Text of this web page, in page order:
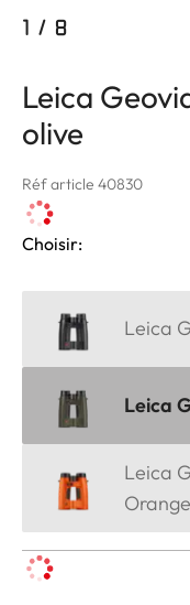
1 / 8
Leica
olive
Réf article 40830
Choisir:
Leica
Leica
Leica
Orange